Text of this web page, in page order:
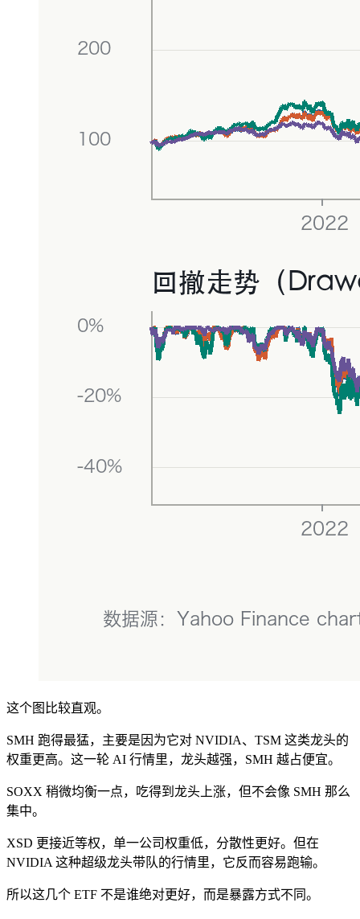
这个图比较直观。
SMH 跑得最猛，主要是因为它对 NVIDIA、TSM 这类龙头的
权重更高。这一轮 AI 行情里，龙头越强，SMH 越占便宜。
SOXX 稍微均衡一点，吃得到龙头上涨，但不会像 SMH 那么
集中。
XSD 更接近等权，单一公司权重低，分散性更好。但在
NVIDIA 这种超级龙头带队的行情里，它反而容易跑输。
所以这几个 ETF 不是谁绝对更好，而是暴露方式不同。